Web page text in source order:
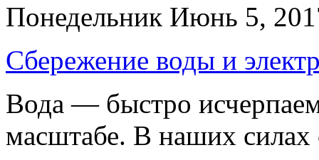
Понедельник Июнь 5,
Сбережение воды и
Вода — быстро
масштабе. В наших силах